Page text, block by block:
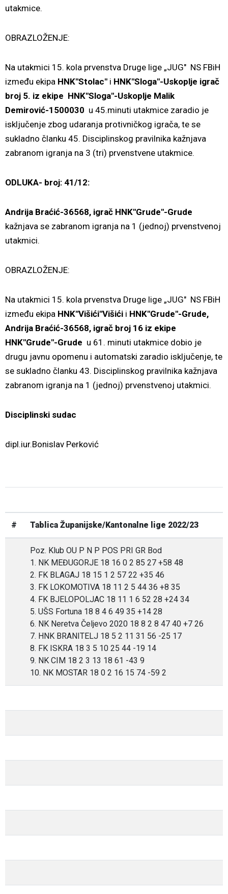
utakmice.
OBRAZLOŽENJE:
Na utakmici 15. kola prvenstva Druge lige „JUG" NS FBiH
između ekipa HNK"Stolac" i HNK"Sloga"-Uskoplje igrač
broj 5. iz ekipe HNK"Sloga"-Uskoplje Malik
Demirović-1500030 u 45.minuti utakmice zaradio je
isključenje zbog udaranja protivničkog igrača, te se
sukladno članku 45. Disciplinskog pravilnika kažnjava
zabranom igranja na 3 (tri) prvenstvene utakmice.
ODLUKA- broj: 41/12:
Andrija Braćić-36568, igrač HNK"Grude"-Grude
kažnjava se zabranom igranja na 1 (jednoj) prvenstvenoj
utakmici.
OBRAZLOŽENJE:
Na utakmici 15. kola prvenstva Druge lige „JUG" NS FBiH
između ekipa HNK"Višići"Višići i HNK"Grude"-Grude,
Andrija Braćić-36568, igrač broj 16 iz ekipe
HNK"Grude"-Grude u 61. minuti utakmice dobio je
drugu javnu opomenu i automatski zaradio isključenje, te
se sukladno članku 43. Disciplinskog pravilnika kažnjava
zabranom igranja na 1 (jednoj) prvenstvenoj utakmici.
Disciplinski sudac
dipl.iur.Bonislav Perković
# Tablica Županijske/Kantonalne lige 2022/23
Poz. Klub OU P N P POS PRI GR Bod
1. NK MEĐUGORJE 18 16 0 2 85 27 +58 48
2. FK BLAGAJ 18 15 1 2 57 22 +35 46
3. FK LOKOMOTIVA 18 11 2 5 44 36 +8 35
4. FK BJELOPOLJAC 18 11 1 6 52 28 +24 34
5. UŠS Fortuna 18 8 4 6 49 35 +14 28
6. NK Neretva Čeljevo 2020 18 8 2 8 47 40 +7 26
7. HNK BRANITELJ 18 5 2 11 31 56 -25 17
8. FK ISKRA 18 3 5 10 25 44 -19 14
9. NK CIM 18 2 3 13 18 61 -43 9
10. NK MOSTAR 18 0 2 16 15 74 -59 2